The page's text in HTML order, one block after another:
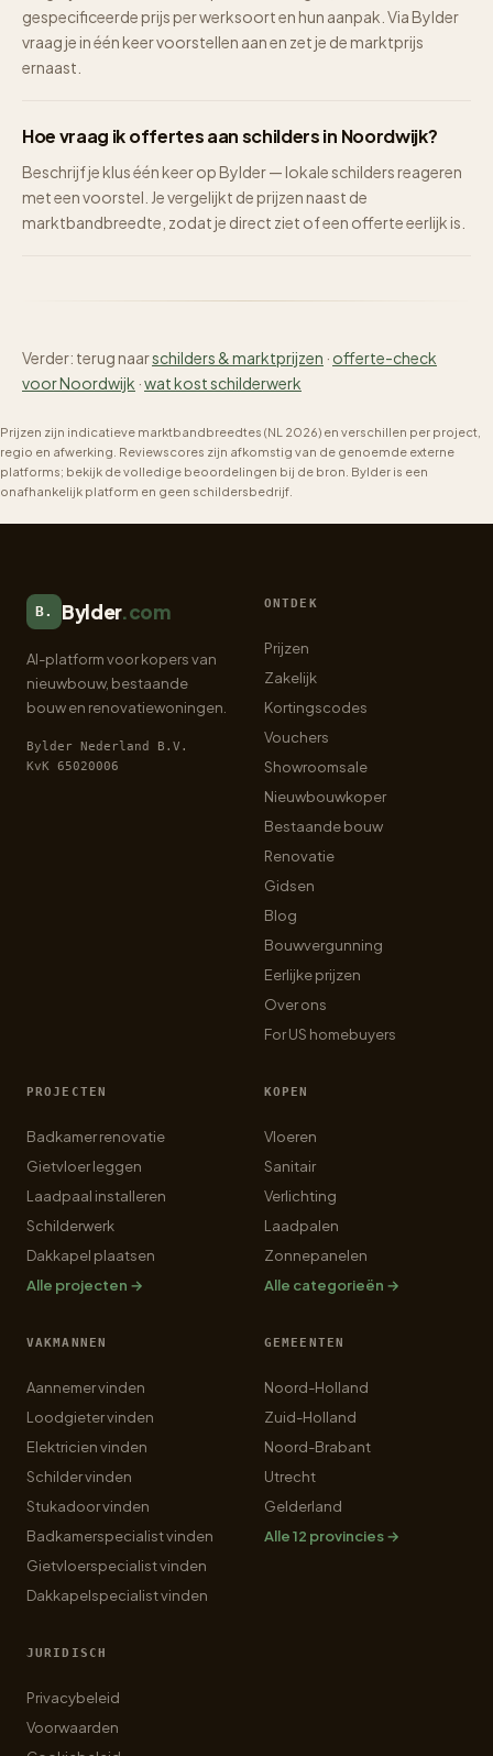
gespecificeerde prijs per werksoort en hun aanpak. Via Bylder
vraag je in één keer voorstellen aan en zet je de marktprijs
ernaast.
Hoe vraag ik offertes aan schilders in Noordwijk?
Beschrijf je klus één keer op Bylder — lokale schilders reageren
met een voorstel. Je vergelijkt de prijzen naast de
marktbandbreedte, zodat je direct ziet of een offerte eerlijk is.
Verder: terug naarschilders & marktprijzen · offerte-check
voor Noordwijk ·wat kost schilderwerk
Prijzen zijn indicatieve marktbandbreedtes (NL 2026) en verschillen per project,
regio en afwerking. Reviewscores zijn afkomstig van de genoemde externe
platforms; bekijk de volledige beoordelingen bij de bron. Bylder is een
onafhankelijk platform en geen schildersbedrijf.
B. Bylder.com
AI-platform voor kopers van
nieuwbouw, bestaande
bouw en renovatiewoningen.
Bylder Nederland B.V.
KvK 65020006
ONTDEK
Prijzen
Zakelijk
Kortingscodes
Vouchers
Showroomsale
Nieuwbouwkoper
Bestaande bouw
Renovatie
Gidsen
Blog
Bouwvergunning
Eerlijke prijzen
Over ons
For US homebuyers
PROJECTEN
Badkamer renovatie
Gietvloer leggen
Laadpaal installeren
Schilderwerk
Dakkapel plaatsen
Alle projecten →
KOPEN
Vloeren
Sanitair
Verlichting
Laadpalen
Zonnepanelen
Alle categorieën →
VAKMANNEN
Aannemer vinden
Loodgieter vinden
Elektricien vinden
Schilder vinden
Stukadoor vinden
Badkamerspecialist vinden
Gietvloerspecialist vinden
Dakkapelspecialist vinden
GEMEENTEN
Noord-Holland
Zuid-Holland
Noord-Brabant
Utrecht
Gelderland
Alle 12 provincies →
JURIDISCH
Privacybeleid
Voorwaarden